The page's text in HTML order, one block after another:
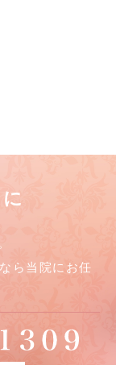
ら当院にお任